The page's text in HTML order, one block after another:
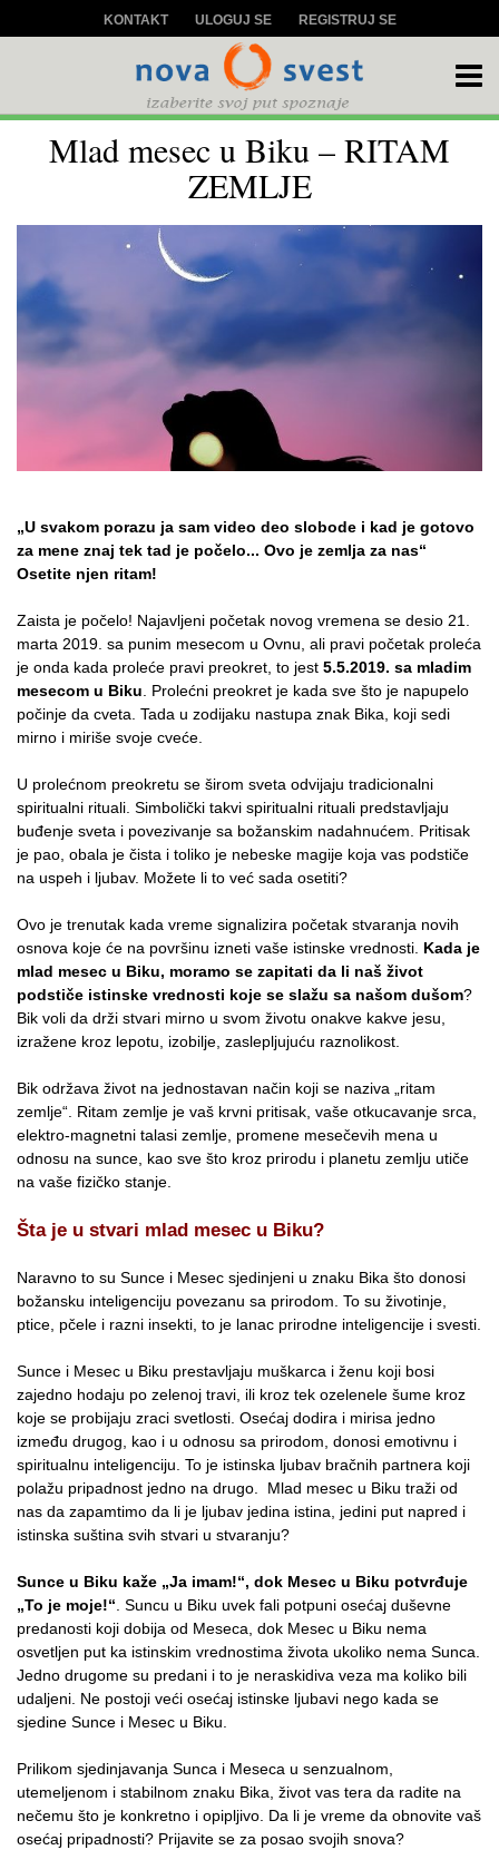
KONTAKT ULOGUJ SE REGISTRUJ SE
Mlad mesec u Biku – RITAM
ZEMLJE
„U svakom porazu ja sam video deo slobode i kad je gotovo
za mene znaj tek tad je počelo... Ovo je zemlja za nas“
Osetite njen ritam!
Zaista je počelo! Najavljeni početak novog vremena se desio 21.
marta 2019. sa punim mesecom u Ovnu, ali pravi početak proleća
je onda kada proleće pravi preokret, to jest 5.5.2019. sa mladim
mesecom u Biku. Prolećni preokret je kada sve što je napupelo
počinje da cveta. Tada u zodijaku nastupa znak Bika, koji sedi
mirno i miriše svoje cveće.
U prolećnom preokretu se širom sveta odvijaju tradicionalni
spiritualni rituali. Simbolički takvi spiritualni rituali predstavljaju
buđenje sveta i povezivanje sa božanskim nadahnućem. Pritisak
je pao, obala je čista i toliko je nebeske magije koja vas podstiče
na uspeh i ljubav. Možete li to već sada osetiti?
Ovo je trenutak kada vreme signalizira početak stvaranja novih
osnova koje će na površinu izneti vaše istinske vrednosti. Kada je
mlad mesec u Biku, moramo se zapitati da li naš život
podstiče istinske vrednosti koje se slažu sa našom dušom?
Bik voli da drži stvari mirno u svom životu onakve kakve jesu,
izražene kroz lepotu, izobilje, zaslepljujuću raznolikost.
Bik održava život na jednostavan način koji se naziva „ritam
zemlje“. Ritam zemlje je vaš krvni pritisak, vaše otkucavanje srca,
elektro-magnetni talasi zemlje, promene mesečevih mena u
odnosu na sunce, kao sve što kroz prirodu i planetu zemlju utiče
na vaše fizičko stanje.
Šta je u stvari mlad mesec u Biku?
Naravno to su Sunce i Mesec sjedinjeni u znaku Bika što donosi
božansku inteligenciju povezanu sa prirodom. To su životinje,
ptice, pčele i razni insekti, to je lanac prirodne inteligencije i svesti.
Sunce i Mesec u Biku prestavljaju muškarca i ženu koji bosi
zajedno hodaju po zelenoj travi, ili kroz tek ozelenele šume kroz
koje se probijaju zraci svetlosti. Osećaj dodira i mirisa jedno
između drugog, kao i u odnosu sa prirodom, donosi emotivnu i
spiritualnu inteligenciju. To je istinska ljubav bračnih partnera koji
polažu pripadnost jedno na drugo. Mlad mesec u Biku traži od
nas da zapamtimo da li je ljubav jedina istina, jedini put napred i
istinska suština svih stvari u stvaranju?
Sunce u Biku kaže „Ja imam!“, dok Mesec u Biku potvrđuje
„To je moje!“. Suncu u Biku uvek fali potpuni osećaj duševne
predanosti koji dobija od Meseca, dok Mesec u Biku nema
osvetljen put ka istinskim vrednostima života ukoliko nema Sunca.
Jedno drugome su predani i to je neraskidiva veza ma koliko bili
udaljeni. Ne postoji veći osećaj istinske ljubavi nego kada se
sjedine Sunce i Mesec u Biku.
Prilikom sjedinjavanja Sunca i Meseca u senzualnom,
utemeljenom i stabilnom znaku Bika, život vas tera da radite na
nečemu što je konkretno i opipljivo. Da li je vreme da obnovite vaš
osećaj pripadnosti? Prijavite se za posao svojih snova?